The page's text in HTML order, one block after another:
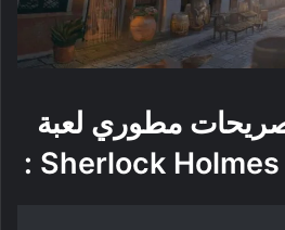
مطوري لعبة
Sherlock
: